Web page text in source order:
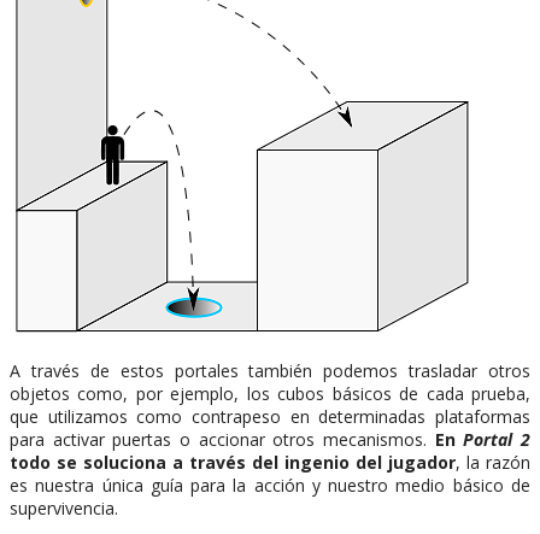
A través de estos portales también podemos trasladar otros
objetos como, por ejemplo, los cubos básicos de cada prueba,
que utilizamos como contrapeso en determinadas plataformas
para activar puertas o accionar otros mecanismos. EnPortal 2
todo se soluciona a través del ingenio del jugador, la razón
es nuestra única guía para la acción y nuestro medio básico de
supervivencia.